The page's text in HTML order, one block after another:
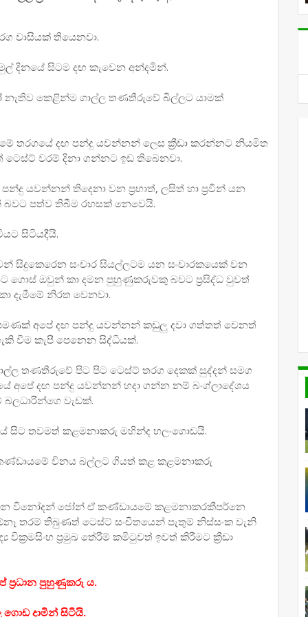
වාසියක් තියෙනවා.
දිනයේ සිටම දඟ කැවෙන අන්දමින්.
නැතිව කෙළින්ම ගාල්ල තණතීරුවේ බිල්ලට යාමක්
මේ තරගයේ දඟ පන්දු යවන්නන් ලෙස ක්‍රීඩා කරන්නට නියමිත
ටෙස්ට් වරම් දිනා ගන්නට ඉඩ තිබෙනවා.
යවන්නන් තිදෙනා වන ප්‍රභාත්, ලසිත් හා ප්‍රවීන් යන
බවට පත්ව තිබීම රහසක් නෙවෙයි.
සිටියදීයි.
සිදුකෙරෙන සංචාර සියල්ලටම යන සංචාරකයෙක් වන
ඔවුන් කා දමන පුහුණුකරුවකු බවට ප්‍රසිද්ධ වුවත්
දැමීමේ නිරත වෙනවා.
අපේ දඟ පන්දු යවන්නන් කඩුලු දවා ගත්තත් වෙනත්
වීම කැපී පෙනෙන සිද්ධියක්.
තණතීරුවේ පිට පිට ටෙස්ට් තරග දෙකක් සුද්දන් සමග
අපේ දඟ පන්දු යවන්නන් හදා ගන්න නම් බංග්ලාදේශය
වැඩක්.
සිට තවමත් කළමනාකරු මහින්ද හලංගොඩයි.
විනය බල්ලට ගියත් කළ කළමනාකරු
විනෝදන් ජෝන් ඒ කණ්ඩායමේ කළමනාකරකීපර්නෙ
තරම් තිබුණත් ටෙස්ට් සංචිතයෙන් පැතුම් නිස්සංක වැනි
ප්‍රමුඛ තේරීම් කමිටුවත් ඉවත් කිරීමට ක්‍රීඩා
ප්‍රධාන පුහුණුකරු ය.
ගොඩ දාමින් සිටියි.